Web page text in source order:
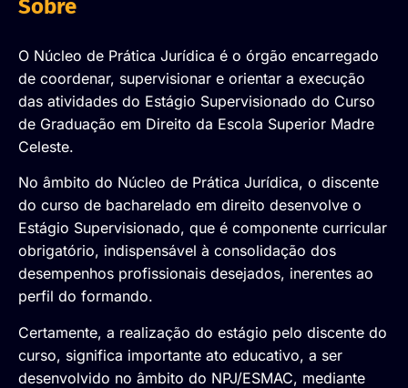
Sobre
O Núcleo de Prática Jurídica é o órgão encarregado
de coordenar, supervisionar e orientar a execução
das atividades do Estágio Supervisionado do Curso
de Graduação em Direito da Escola Superior Madre
Celeste.
No âmbito do Núcleo de Prática Jurídica, o discente
do curso de bacharelado em direito desenvolve o
Estágio Supervisionado, que é componente curricular
obrigatório, indispensável à consolidação dos
desempenhos profissionais desejados, inerentes ao
perfil do formando.
Certamente, a realização do estágio pelo discente do
curso, significa importante ato educativo, a ser
desenvolvido no âmbito do NPJ/ESMAC, mediante